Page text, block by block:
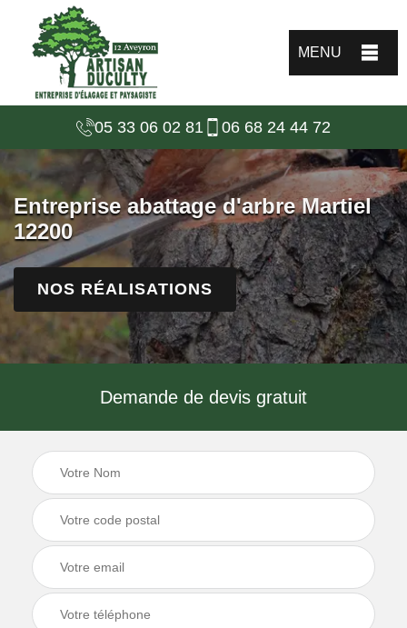
MENU
05 33 06 02 81 06 68 24 44 72
Entreprise abattage d'arbre Martiel
12200
NOS RÉALISATIONS
Demande de devis gratuit